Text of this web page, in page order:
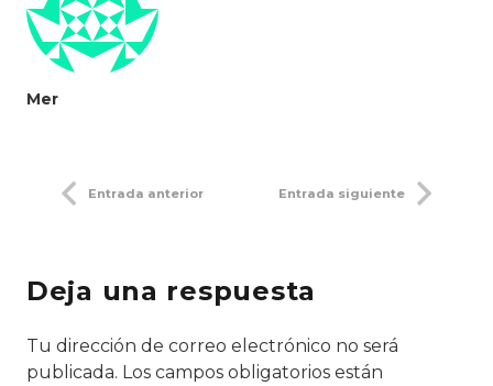
Mer
Entrada anterior Entrada siguiente
Deja una respuesta
Tu dirección de correo electrónico no será
publicada. Los campos obligatorios están